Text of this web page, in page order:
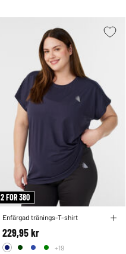
2 FOR 380
Enfärgad tränings-T-shirt
229,95 kr
+19